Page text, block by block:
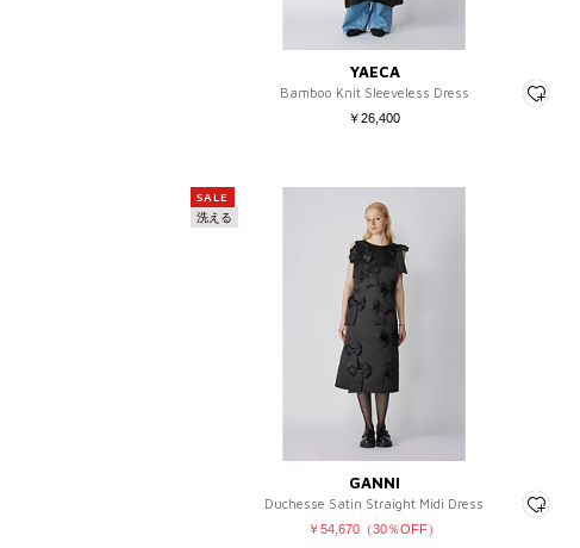
YAECA
Bamboo Knit Sleeveless Dress
￥26,400
GANNI
Duchesse Satin Straight Midi Dress
￥54,670（30％OFF）
SALE
洗える